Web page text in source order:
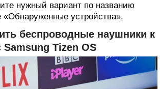
нужный вариант по названию
«Обнаруженные устройства».
беспроводные наушники к
Samsung Tizen OS